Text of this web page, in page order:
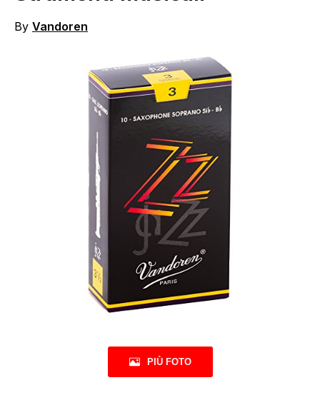
By Vandoren
PIÙ FOTO